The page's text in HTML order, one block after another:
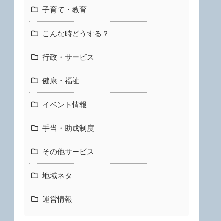
子育て・教育
こんな時どうする？
行政・サービス
健康・福祉
イベント情報
手当・助成制度
その他サービス
地域ネタ
運営情報